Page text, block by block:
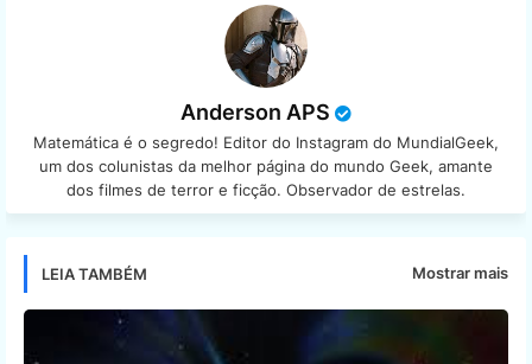
Anderson APS
Matemática é o segredo! Editor do Instagram do MundialGeek,
um dos colunistas da melhor página do mundo Geek, amante
dos filmes de terror e ficção. Observador de estrelas.
LEIA TAMBÉM Mostrar mais